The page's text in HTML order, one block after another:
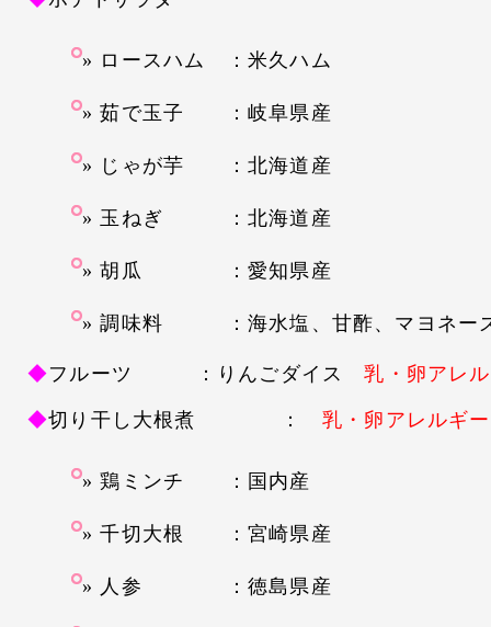
ロースハム ：米久ハム
茹で玉子 ：岐阜県産
じゃが芋 ：北海道産
玉ねぎ ：北海道産
胡瓜 ：愛知県産
調味料 ：海水塩、甘酢、マヨネー
◆フルーツ ：りんごダイス 乳・卵アレ
◆切り干し大根煮 ： 乳・卵アレルギ
鶏ミンチ ：国内産
千切大根 ：宮崎県産
人参 ：徳島県産